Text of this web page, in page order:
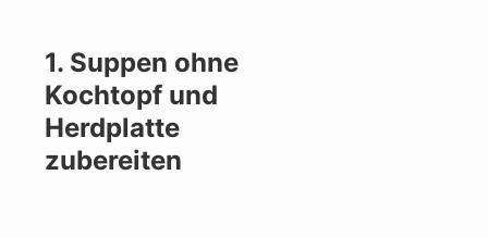
1. Suppen ohne
Kochtopf und
Herdplatte
zubereiten